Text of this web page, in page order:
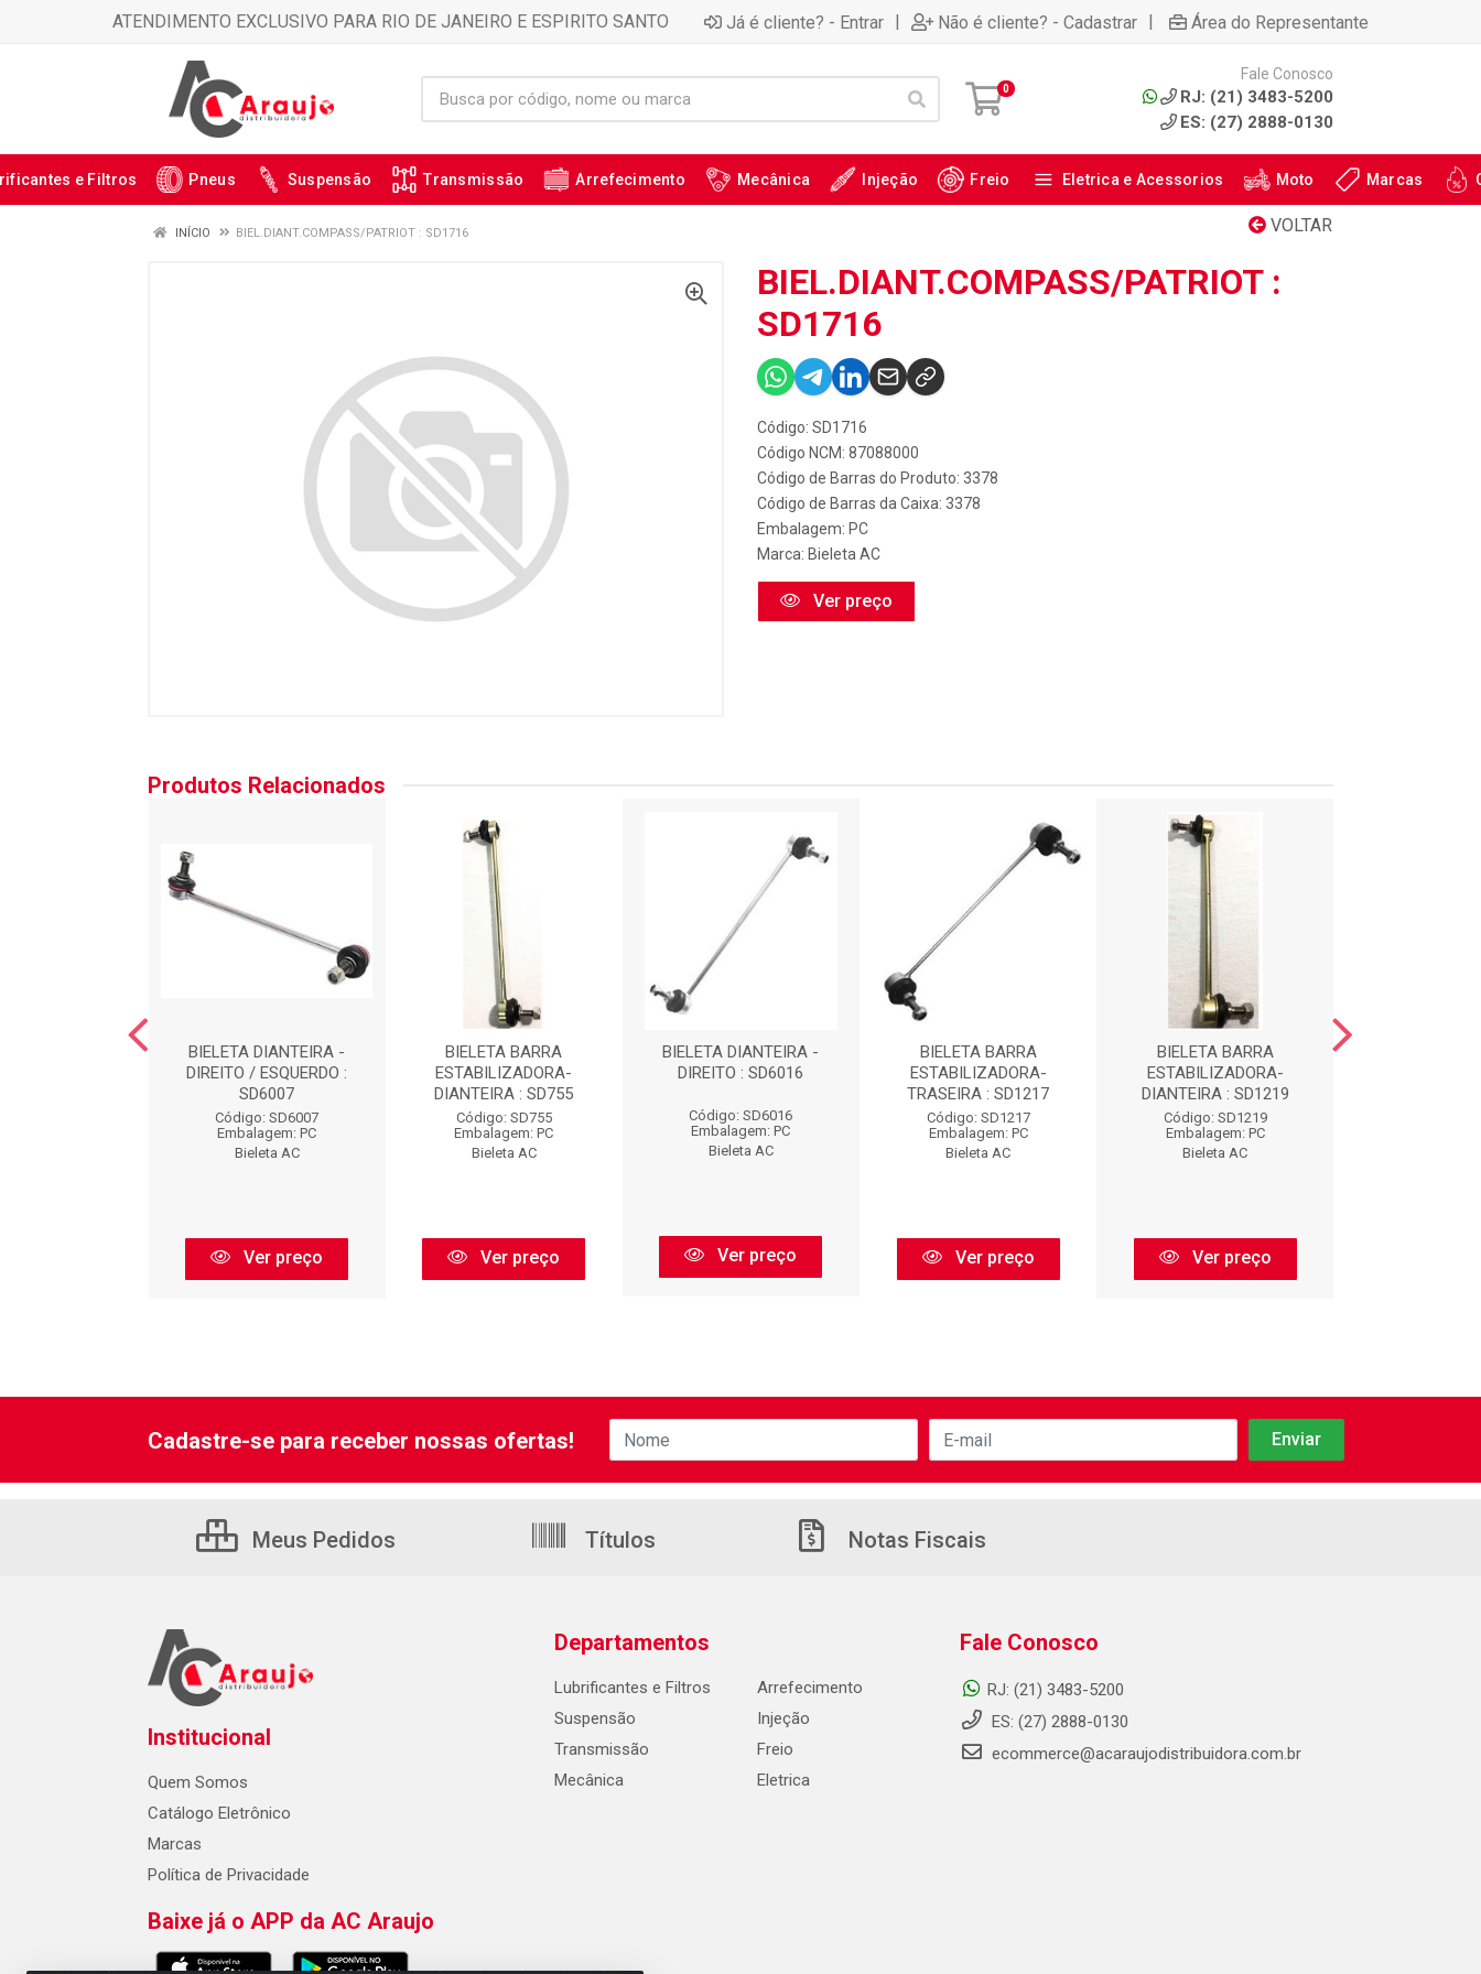
ATENDIMENTO EXCLUSIVO PARA RIO DE JANEIRO E ESPIRITO SANTO Já é cliente? - Entrar | Não é cliente? - Cadastrar | Área do Representante
0
Fale Conosco
RJ: (21) 3483-5200
ES: (27) 2888-0130
e Filtros Pneus Suspensão Transmissão Arrefecimento Mecânica Injeção Freio Eletrica e Acessorios Moto Marcas
VOLTAR
INÍCIO BIEL.DIANT.COMPASS/PATRIOT : SD1716
BIEL.DIANT.COMPASS/PATRIOT :
SD1716
Código: SD1716
Código NCM: 87088000
Código de Barras do Produto: 3378
Código de Barras da Caixa: 3378
Embalagem: PC
Marca: Bieleta AC
Ver preço
Produtos Relacionados
BIELETA DIANTEIRA -
DIREITO / ESQUERDO :
SD6007
Código: SD6007
Embalagem: PC
Bieleta AC
Ver preço
BIELETA BARRA
ESTABILIZADORA-
DIANTEIRA : SD755
Código: SD755
Embalagem: PC
Bieleta AC
Ver preço
BIELETA DIANTEIRA -
DIREITO : SD6016
Código: SD6016
Embalagem: PC
Bieleta AC
Ver preço
BIELETA BARRA
ESTABILIZADORA-
TRASEIRA : SD1217
Código: SD1217
Embalagem: PC
Bieleta AC
Ver preço
BIELETA BARRA
ESTABILIZADORA-
DIANTEIRA : SD1219
Código: SD1219
Embalagem: PC
Bieleta AC
Ver preço
Cadastre-se para receber nossas ofertas!
Meus Pedidos Títulos Notas Fiscais
Institucional
Quem Somos
Catálogo Eletrônico
Marcas
Política de Privacidade
Baixe já o APP da AC Araujo
Departamentos
Lubrificantes e Filtros
Suspensão
Transmissão
Mecânica
Arrefecimento
Injeção
Freio
Eletrica
Fale Conosco
RJ: (21) 3483-5200
ES: (27) 2888-0130
ecommerce@acaraujodistribuidora.com.br